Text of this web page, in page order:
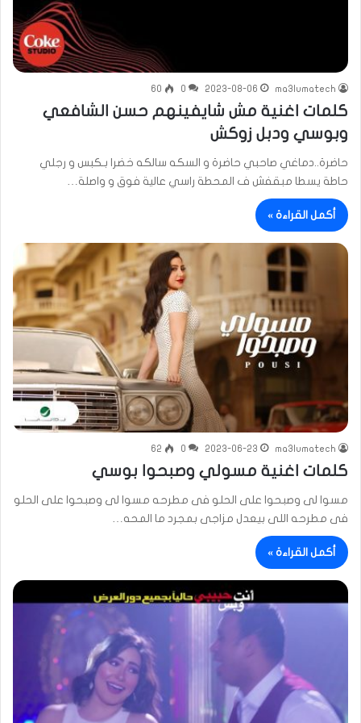
ma3lumatech
2023-08-06
0
60
كلمات اغنية مش شايفينهم حسن الشافعي
وبوسي ودبل زوكش
حاضرة..دماغي صاحبي حاضرة و السكه سالكه خضرا بـكبس و رجلي
حاطة يسطا مبقفش ف المحطة راسي عالية فوق و واصلة…
أكمل القراءة »
ma3lumatech
2023-06-23
0
62
كلمات اغنية مسولي وصبحوا بوسي
مسوا لى وصبحوا على الحلو فى مطرحه مسوا لى وصبحوا على الحلو
فى مطرحه اللى بيعدل مزاجى بمجرد ما المحه…
أكمل القراءة »